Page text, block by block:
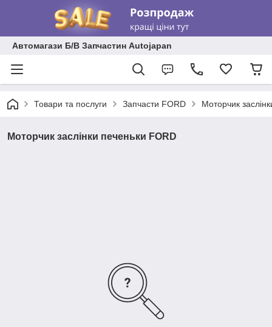
Автомагази Б/В Запчастин Autojapan
Товари та послуги Запчасти FORD Моторчик
Моторчик заслінки печеньки FORD